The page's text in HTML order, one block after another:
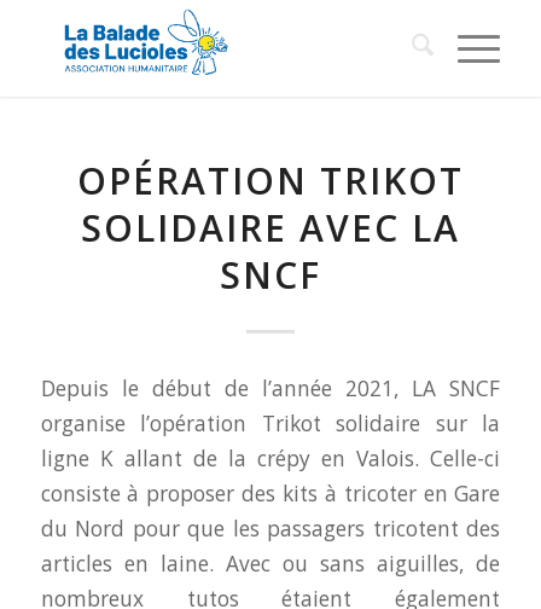
OPÉRATION TRIKOT
SOLIDAIRE AVEC LA
SNCF
Depuis le début de l’année 2021, LA SNCF
organise l’opération Trikot solidaire sur la
ligne K allant de la crépy en Valois. Celle-ci
consiste à proposer des kits à tricoter en Gare
du Nord pour que les passagers tricotent des
articles en laine. Avec ou sans aiguilles, de
nombreux tutos étaient également